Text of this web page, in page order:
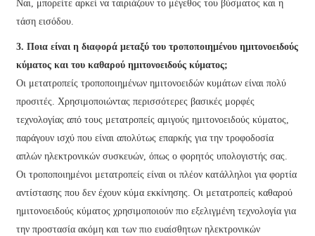
Ναι, μπορείτε αρκεί να ταιριάζουν το μέγεθος του βύσματος και η
τάση εισόδου.
3. Ποια είναι η διαφορά μεταξύ του τροποποιημένου ημιτονοειδούς
κύματος και του καθαρού ημιτονοειδούς κύματος;
Οι μετατροπείς τροποποιημένων ημιτονοειδών κυμάτων είναι πολύ
προσιτές. Χρησιμοποιώντας περισσότερες βασικές μορφές
τεχνολογίας από τους μετατροπείς αμιγούς ημιτονοειδούς κύματος,
παράγουν ισχύ που είναι απολύτως επαρκής για την τροφοδοσία
απλών ηλεκτρονικών συσκευών, όπως ο φορητός υπολογιστής σας.
Οι τροποποιημένοι μετατροπείς είναι οι πλέον κατάλληλοι για φορτία
αντίστασης που δεν έχουν κύμα εκκίνησης. Οι μετατροπείς καθαρού
ημιτονοειδούς κύματος χρησιμοποιούν πιο εξελιγμένη τεχνολογία για
την προστασία ακόμη και των πιο ευαίσθητων ηλεκτρονικών